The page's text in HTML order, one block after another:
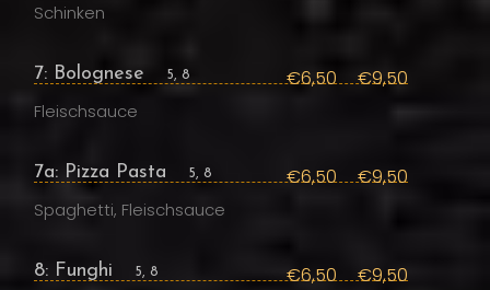
Schinken
7: Bolognese 5, 8 €6,50 €9,50
Fleischsauce
7a: Pizza Pasta 5, 8 €6,50 €9,50
Spaghetti, Fleischsauce
8: Funghi 5, 8 €6,50 €9,50